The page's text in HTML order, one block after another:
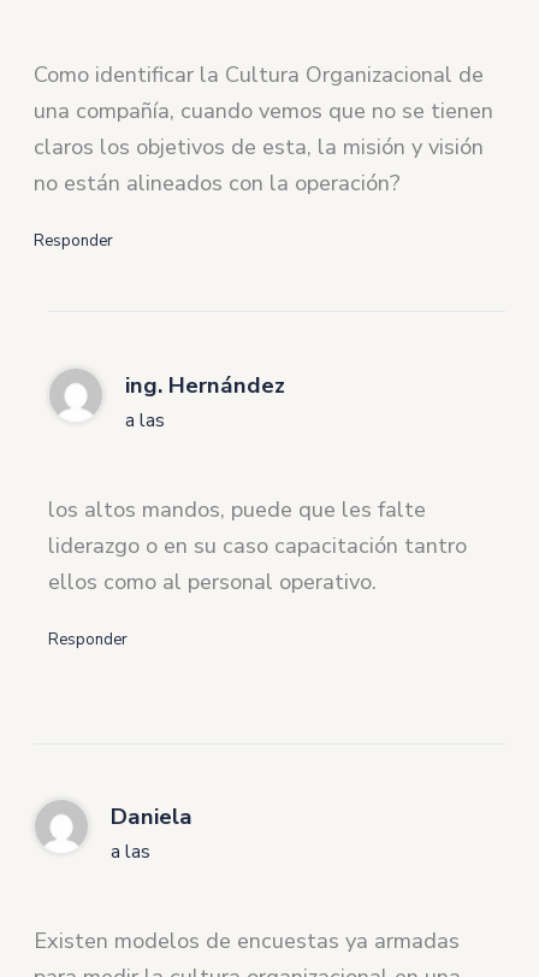
Como identificar la Cultura Organizacional de
una compañía, cuando vemos que no se tienen
claros los objetivos de esta, la misión y visión
no están alineados con la operación?
Responder
ing. Hernández
a las
los altos mandos, puede que les falte
liderazgo o en su caso capacitación tantro
ellos como al personal operativo.
Responder
Daniela
a las
Existen modelos de encuestas ya armadas